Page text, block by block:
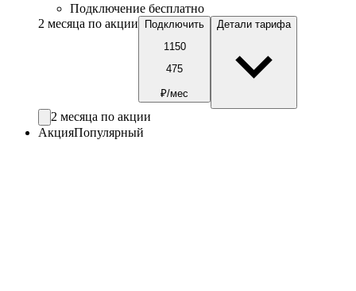
Подключение бесплатно
2 месяца по акции
Подключить
1150
475
₽/мес
Детали тарифа
2 месяца по акции
АкцияПопулярный